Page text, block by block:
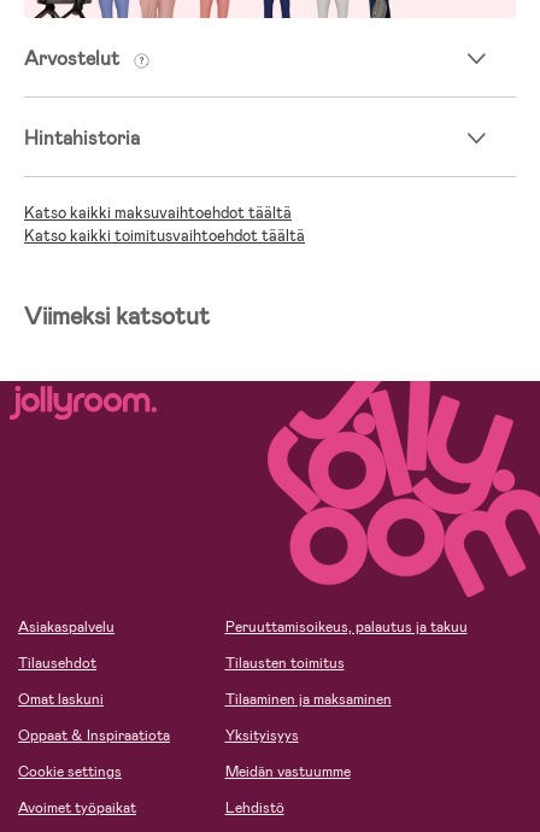
Arvostelut
Hintahistoria
Katso kaikki maksuvaihtoehdot täältä
Katso kaikki toimitusvaihtoehdot täältä
Viimeksi katsotut
Asiakaspalvelu
Tilausehdot
Omat laskuni
Oppaat & Inspiraatiota
Cookie settings
Avoimet työpaikat
Peruuttamisoikeus, palautus ja takuu
Tilausten toimitus
Tilaaminen ja maksaminen
Yksityisyys
Meidän vastuumme
Lehdistö